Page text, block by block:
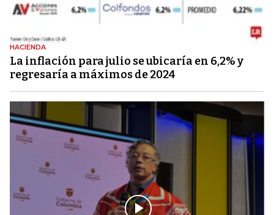
HACIENDA
La inflación para julio se ubicaría en 6,2% y
regresaría a máximos de 2024